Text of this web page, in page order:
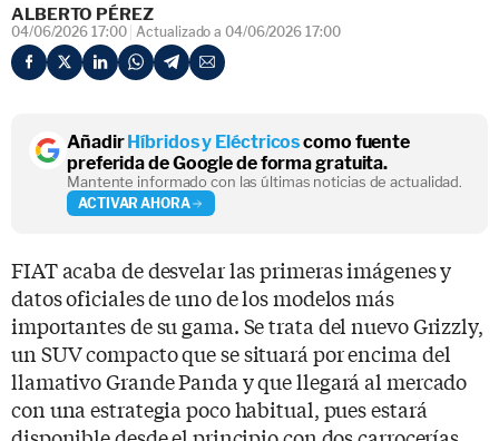
ALBERTO PÉREZ
04/06/2026 17:00 Actualizado a 04/06/2026 17:00
AñadirHíbridos y Eléctricoscomo fuente
preferida de Google de forma gratuita.
Mantente informado con las últimas noticias de actualidad.
ACTIVAR AHORA
FIAT acaba de desvelar las primeras imágenes y
datos oficiales de uno de los modelos más
importantes de su gama. Se trata del nuevo Grizzly,
un SUV compacto que se situará por encima del
llamativo Grande Panda y que llegará al mercado
con una estrategia poco habitual, pues estará